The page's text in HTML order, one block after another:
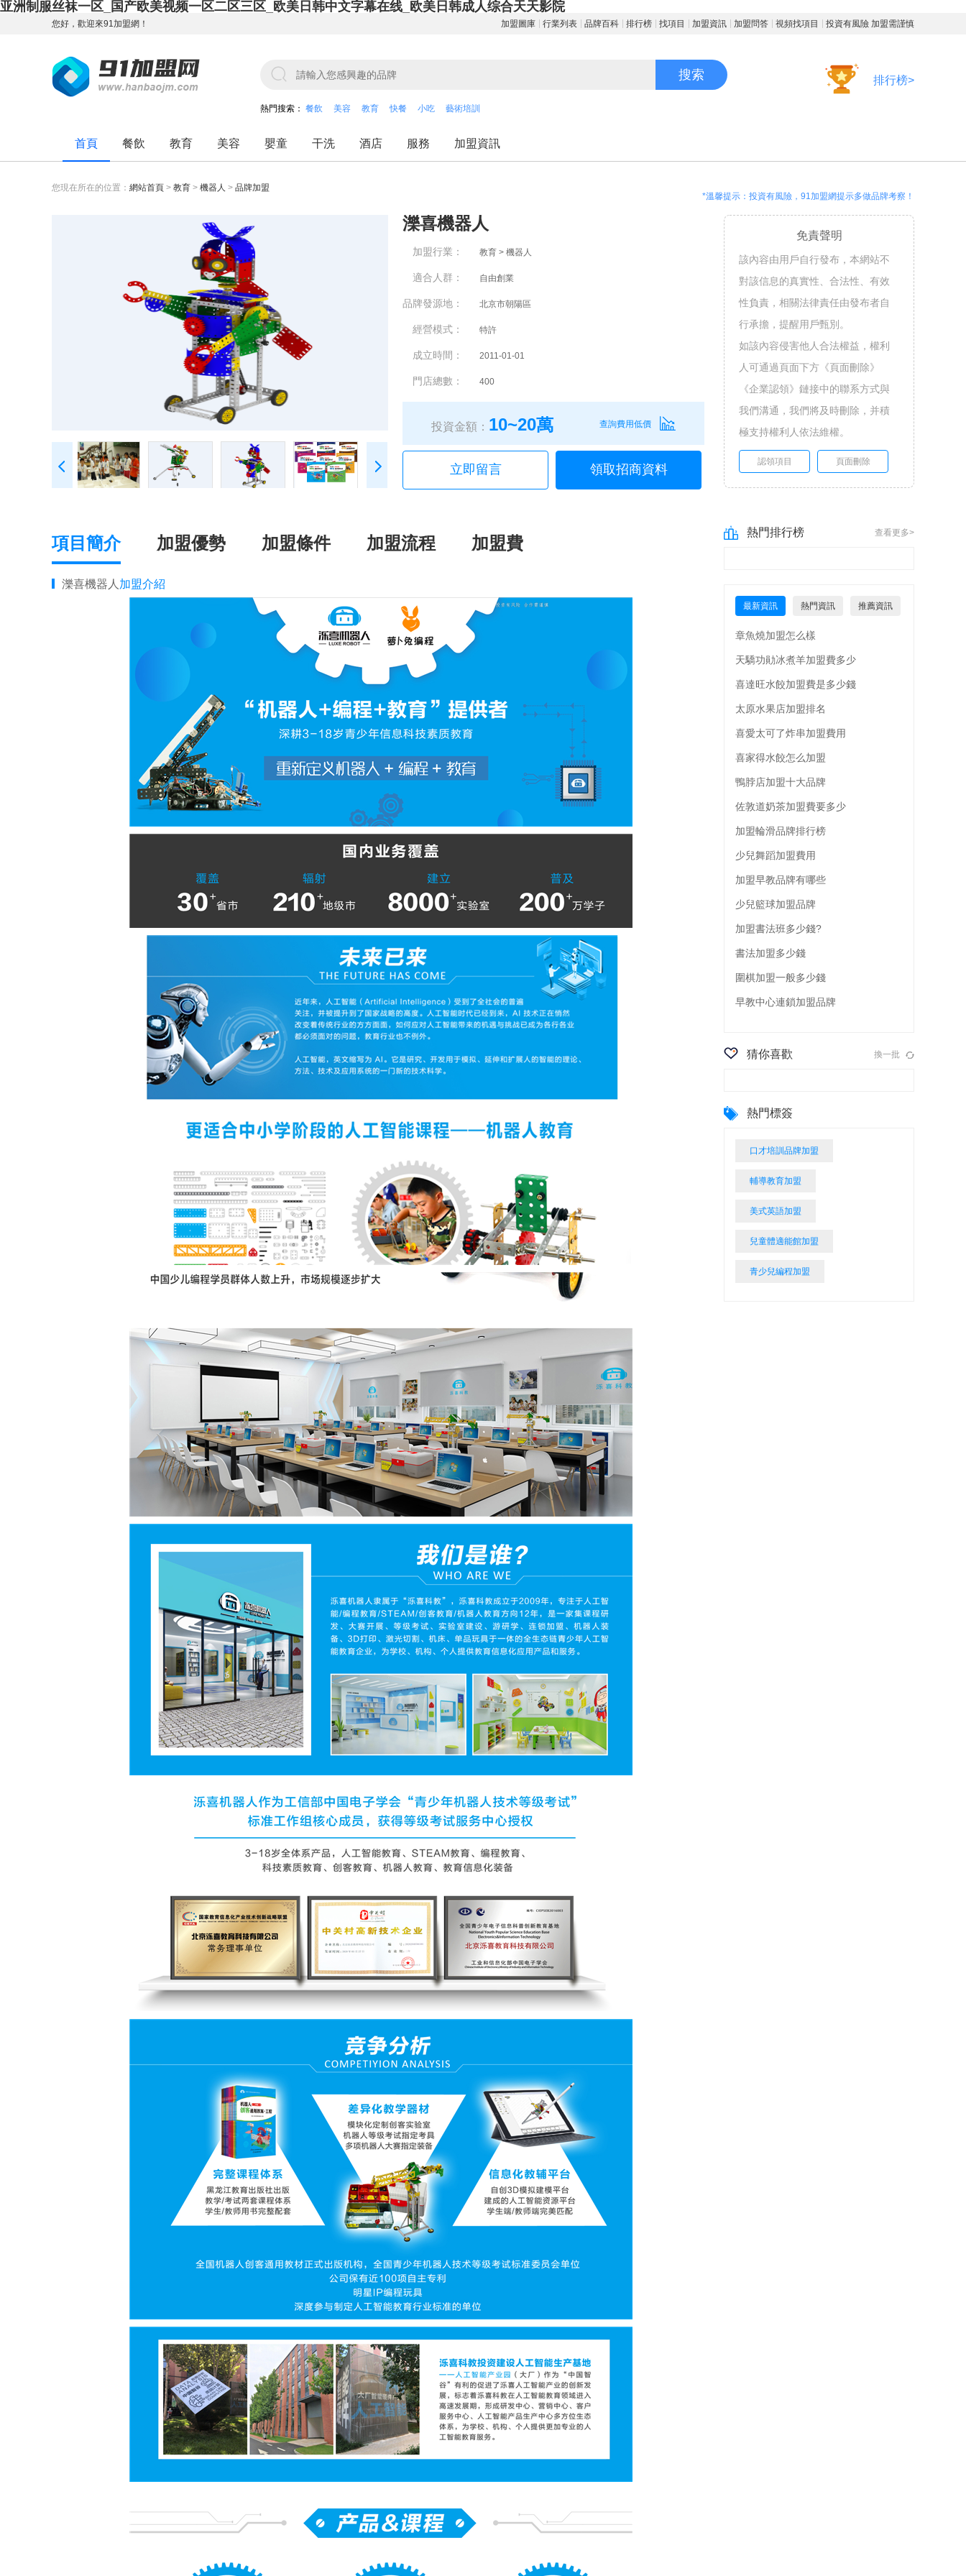
亚洲制服丝袜一区_国产欧美视频一区二区三区_欧美日韩中文字幕在线_欧美日韩成人综合天天影院
您好，歡迎來91加盟網！ 加盟圖庫 行業列表 品牌百科 排行榜 找項目 加盟資訊 加盟問答 視頻找項目 投資有風險 加盟需謹慎
搜索
熱門搜索： 餐飲 美容 教育 快餐 小吃 藝術培訓
排行榜>
首頁 餐飲 教育 美容 嬰童 干洗 酒店 服務 加盟資訊
您現在所在的位置： 網站首頁 > 教育 > 機器人 > 品牌加盟
*溫馨提示：投資有風險，91加盟網提示多做品牌考察！
濼喜機器人
加盟行業： 教育 > 機器人
適合人群： 自由創業
品牌發源地： 北京市朝陽區
經營模式： 特許
成立時間： 2011-01-01
門店總數： 400
投資金額： 10~20萬 查詢費用低價
立即留言 領取招商資料
免責聲明
該內容由用戶自行發布，本網站不
對該信息的真實性、合法性、有效
性負責，相關法律責任由發布者自
行承擔，提醒用戶甄別。
如該內容侵害他人合法權益，權利
人可通過頁面下方《頁面刪除》
《企業認領》鏈接中的聯系方式與
我們溝通，我們將及時刪除，并積
極支持權利人依法維權。
認領項目 頁面刪除
項目簡介 加盟優勢 加盟條件 加盟流程 加盟費
濼喜機器人 加盟介紹
熱門排行榜 查看更多>
最新資訊 熱門資訊 推薦資訊
章魚燒加盟怎么樣
天驕功勛冰煮羊加盟費多少
喜達旺水餃加盟費是多少錢
太原水果店加盟排名
喜愛太可了炸串加盟費用
喜家得水餃怎么加盟
鴨脖店加盟十大品牌
佐敦道奶茶加盟費要多少
加盟輪滑品牌排行榜
少兒舞蹈加盟費用
加盟早教品牌有哪些
少兒籃球加盟品牌
加盟書法班多少錢?
書法加盟多少錢
圍棋加盟一般多少錢
早教中心連鎖加盟品牌
猜你喜歡 換一批
熱門標簽
口才培訓品牌加盟
輔導教育加盟
美式英語加盟
兒童體適能館加盟
青少兒編程加盟